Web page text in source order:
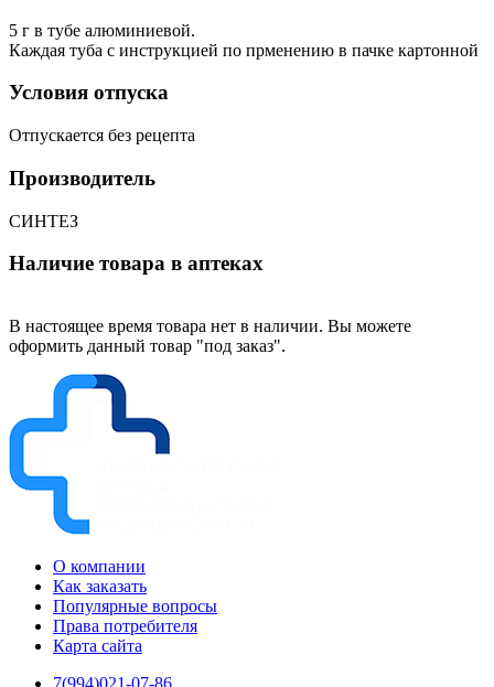
5 г в тубе алюминиевой.
Каждая туба с инструкцией по прменению в пачке картонной
Условия отпуска
Отпускается без рецепта
Производитель
СИНТЕЗ
Наличие товара в аптеках
В настоящее время товара нет в наличии. Вы можете
оформить данный товар "под заказ".
О компании
Как заказать
Популярные вопросы
Права потребителя
Карта сайта
7(994)021-07-86